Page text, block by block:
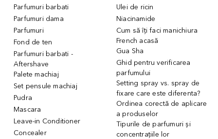
Parfumuri barbati
Parfumuri dama
Parfumuri
Fond de ten
Parfumuri barbati -
Aftershave
Palete machiaj
Set pensule machiaj
Pudra
Mascara
Leave-in Conditioner
Concealer
Ulei de ricin
Niacinamide
Cum să îți faci manichiura
French acasă
Gua Sha
Ghid pentru verificarea
parfumului
Setting spray vs. spray de
fixare care este diferenta?
Ordinea corectă de aplicare
a produselor
Tipurile de parfumuri și
concentrațiile lor